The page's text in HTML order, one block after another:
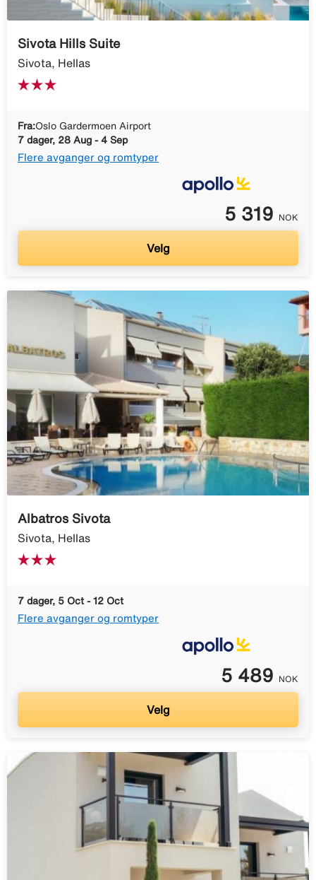
Sivota Hills Suite
Sivota, Hellas
Fra:Oslo Gardermoen Airport
7 dager, 28 Aug - 4 Sep
Flere avganger og romtyper
5 319 NOK
Velg
Albatros Sivota
Sivota, Hellas
7 dager, 5 Oct - 12 Oct
Flere avganger og romtyper
5 489 NOK
Velg